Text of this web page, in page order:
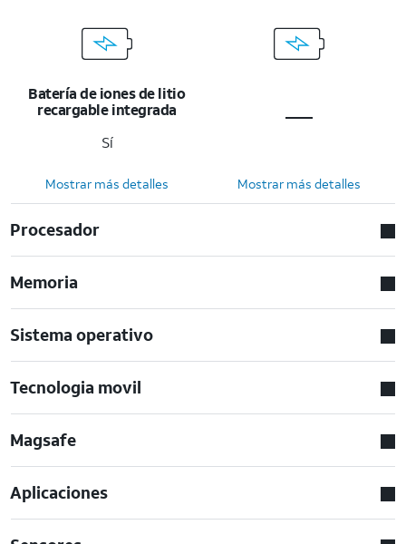
Batería de iones de litio
recargable integrada
Sí
Mostrar más detalles Mostrar más detalles
Procesador
Memoria
Sistema operativo
Tecnologia movil
Magsafe
Aplicaciones